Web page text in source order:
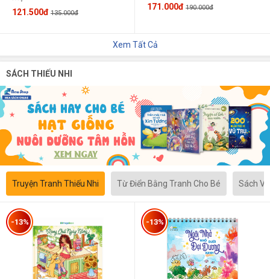
121.500đ 135.000đ
171.000đ 190.000đ
Xem Tất Cả
SÁCH THIẾU NHI
Truyện Tranh Thiếu Nhi Từ Điển Bằng Tranh Cho Bé Sách
-13% -13%